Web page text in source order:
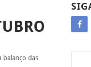
balanço das